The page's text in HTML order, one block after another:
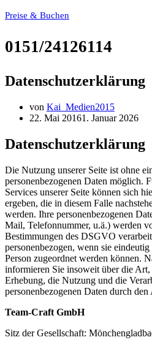
Preise & Buchen
0151/24126114
Datenschutzerklärung
von Kai_Medien2015
22. Mai 20161. Januar 2026
Datenschutzerklärung
Die Nutzung unserer Seite ist ohne
personenbezogenen Daten möglich.
Services unserer Seite können sich
ergeben, die in diesem Falle
werden. Ihre personenbezogenen
Mail, Telefonnummer, u.ä.) werden
Bestimmungen des DSGVO
personenbezogen, wenn sie
Person zugeordnet werden können.
informieren Sie insoweit über die
Erhebung, die Nutzung und die
personenbezogenen Daten durch den
Team-Craft GmbH
Sitz der Gesellschaft: